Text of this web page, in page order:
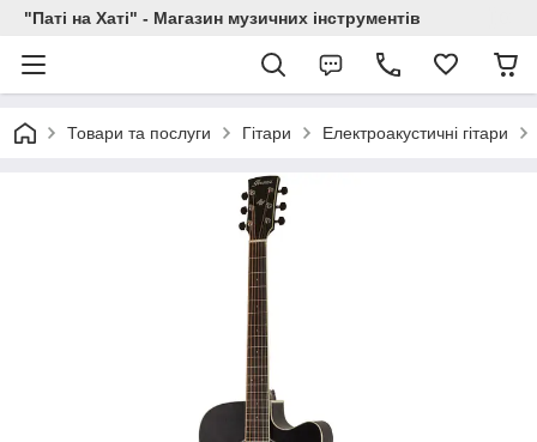
"Паті на Хаті" - Магазин музичних інструментів
Товари та послуги Гітари Електроакустичні гітари